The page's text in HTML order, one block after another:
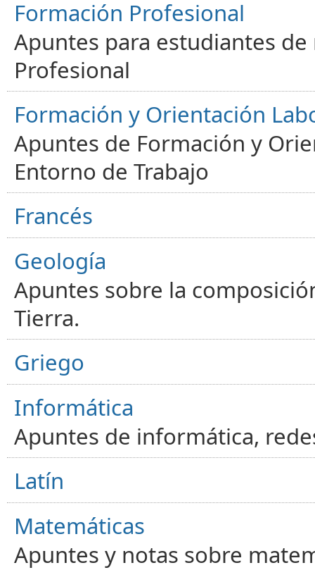
Formación Profesional
Apuntes para estudiantes
Profesional
Formación y Orientación
Apuntes de Formación y
Entorno de Trabajo
Francés
Geología
Apuntes sobre la
Tierra.
Griego
Informática
Apuntes de informática,
Latín
Matemáticas
Apuntes y notas sobre